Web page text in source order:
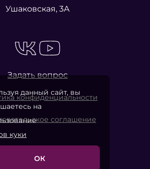
Ушаковская, 3А
Задать вопрос
конфиденциальности
соглашение
«Азия Мьюзик Компани»
данный сайт, вы
на
куки
ОК